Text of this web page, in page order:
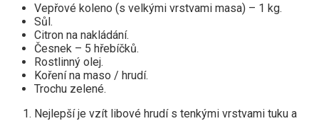
Vepřové koleno (s velkými vrstvami masa) – 1 kg.
Sůl.
Citron na nakládání.
Česnek – 5 hřebíčků.
Rostlinný olej.
Koření na maso / hrudí.
Trochu zelené.
Nejlepší je vzít libové hrudí s tenkými vrstvami tuku a